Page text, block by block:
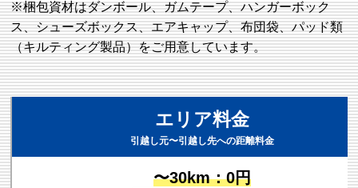
※梱包資材はダンボール、ガムテープ、ハンガーボック
ス、シューズボックス、エアキャップ、布団袋、パッド類
（キルティング製品）をご用意しています。
エリア料金
引越し元〜引越し先への距離料金
〜30km：0円